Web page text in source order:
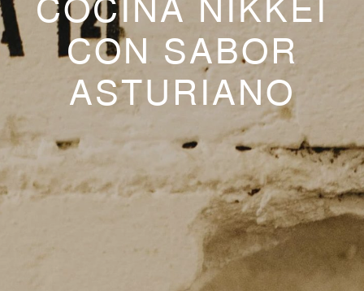
COCINA NIKKEI
CON SABOR
ASTURIANO